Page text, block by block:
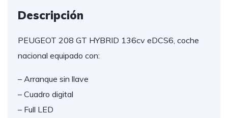
Descripción
PEUGEOT 208 GT HYBRID 136cv eDCS6, coche
nacional equipado con:
– Arranque sin llave
– Cuadro digital
– Full LED